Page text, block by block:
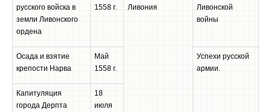
русского войска в
земли Ливонского
ордена
1558 г.
Ливония
Ливонской
войны
Осада и взятие
крепости Нарва
Май
1558 г.
Успехи русской
армии.
Капитуляция
города Дерпта
18
июля